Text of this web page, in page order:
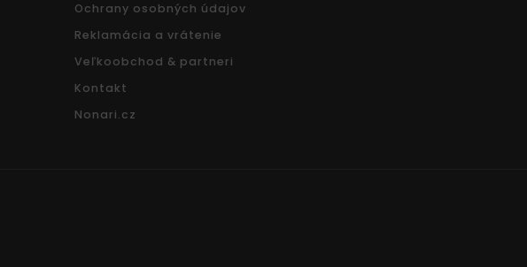
Ochrany osobných údajov
Reklamácia a vrátenie
Veľkoobchod & partneri
Kontakt
Nonari.cz